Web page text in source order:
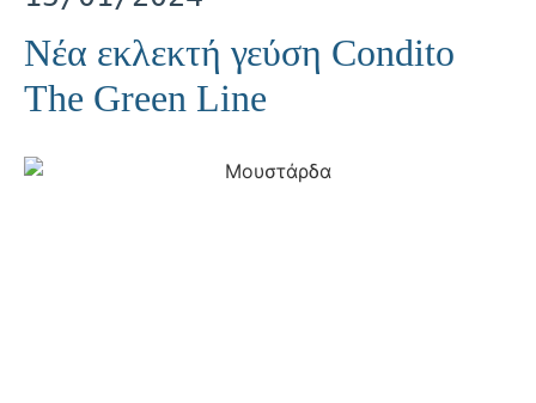
Νέα εκλεκτή γεύση Condito
The Green Line